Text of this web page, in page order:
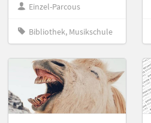
Einzel-Parcous
Bibliothek, Musikschule